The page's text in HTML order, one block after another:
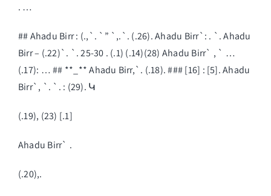
. …
## Ahadu Birr : (.,`. `” `,.`. (.26). Ahadu Birr`: . `. Ahadu
Birr – (.22)`. `. 25-30 . (.1) (.14)(28) Ahadu Birr` , ` …
(.17): … ## **_** Ahadu Birr,`. (.18). ### [16] : [5]. Ahadu
Birr`, `. `. : (29). Կ
(.19), (23) [.1]
Ahadu Birr` .
(.20),.